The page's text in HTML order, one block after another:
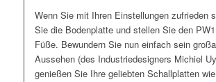
Wenn Sie mit Ihren Einstellungen zufrieden
Sie die Bodenplatte und stellen Sie den
Füße. Bewundern Sie nun einfach sein
Aussehen (des Industriedesigners Michiel
genießen Sie Ihre geliebten Schallplatten